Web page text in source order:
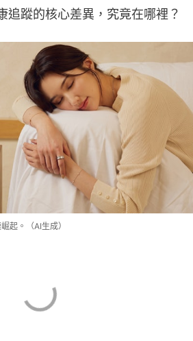
追蹤的核心差異，究竟在哪裡？
起。（AI生成）